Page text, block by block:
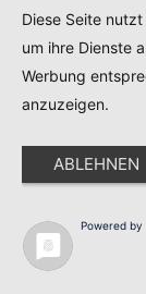
Innsbruck!
Diese Seite
um ihre Dienste
Werbung
anzuzeigen.
ABLEHNEN
Powered by